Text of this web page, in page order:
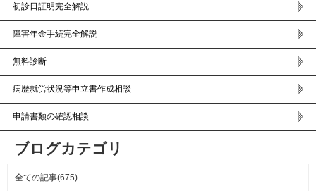
初診日証明完全解説
障害年金手続完全解説
無料診断
病歴就労状況等申立書作成相談
申請書類の確認相談
ブログカテゴリ
全ての記事(675)